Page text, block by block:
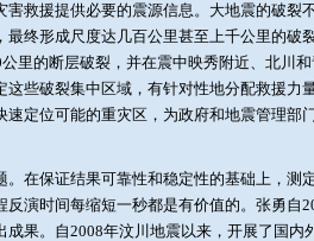
救援提供必要的震源信息。大地震的破裂
终形成尺度达几百公里甚至上千公里的破
里的断层破裂，并在震中映秀附近、北川
些破裂集中区域，有针对性地分配救援力
定位可能的重灾区，为政府和地震管理部
在保证结果可靠性和稳定性的基础上，测
演时间每缩短一秒都是有价值的。张勇自
果。自2008年汶川地震以来，开展了国内